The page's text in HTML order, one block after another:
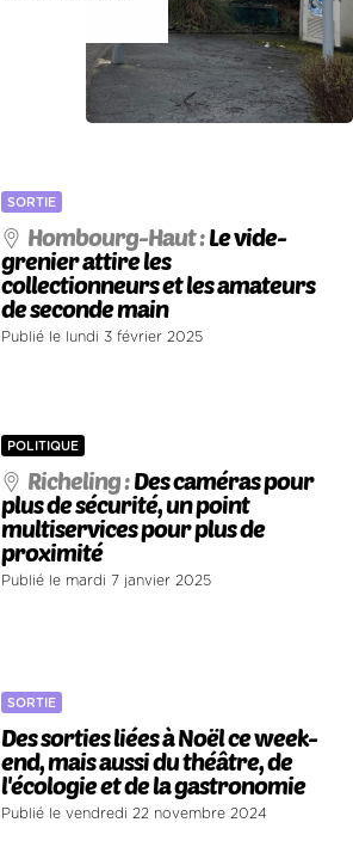
SORTIE
Hombourg-Haut :Le vide-
grenier attire les
collectionneurs et les amateurs
de seconde main
Publié le lundi 3 février 2025
POLITIQUE
Richeling :Des caméras pour
plus de sécurité, un point
multiservices pour plus de
proximité
Publié le mardi 7 janvier 2025
SORTIE
Des sorties liées à Noël ce week-
end, mais aussi du théâtre, de
l'écologie et de la gastronomie
Publié le vendredi 22 novembre 2024